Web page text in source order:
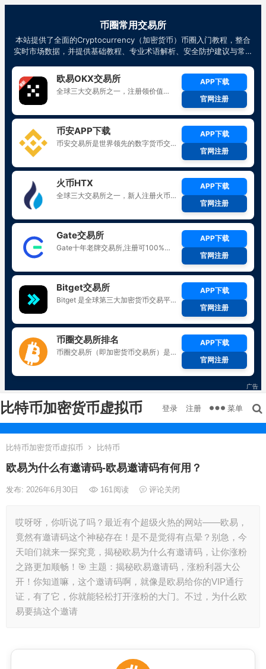
比特币加密货币虚拟币 登录 注册 菜单
比特币加密货币虚拟币 比特币
欧易为什么有邀请码-欧易邀请码有何用？
发布: 2026年6月30日 161阅读 评论关闭
哎呀呀，你听说了吗？最近有个超级火热的网站——欧易，
竟然有邀请码这个神秘存在！是不是觉得有点晕？别急，今
天咱们就来一探究竟，揭秘欧易为什么有邀请码，让你涨粉
之路更加顺畅！🎯 主题：揭秘欧易邀请码，涨粉利器大公
开！你知道嘛，这个邀请码啊，就像是欧易给你的VIP通行
证，有了它，你就能轻松打开涨粉的大门。不过，为什么欧
易要搞这个邀请